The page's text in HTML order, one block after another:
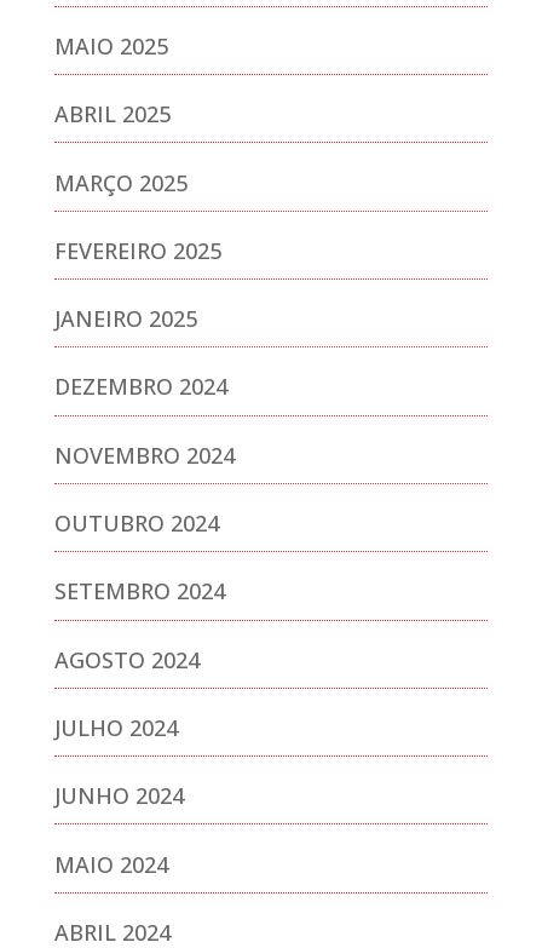
MAIO 2025
ABRIL 2025
MARÇO 2025
FEVEREIRO 2025
JANEIRO 2025
DEZEMBRO 2024
NOVEMBRO 2024
OUTUBRO 2024
SETEMBRO 2024
AGOSTO 2024
JULHO 2024
JUNHO 2024
MAIO 2024
ABRIL 2024